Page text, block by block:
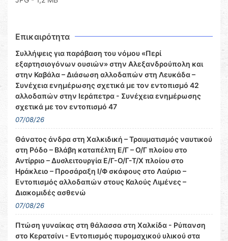
Επικαιρότητα
Συλλήψεις για παράβαση του νόμου «Περί
εξαρτησιογόνων ουσιών» στην Αλεξανδρούπολη και
στην Καβάλα – Διάσωση αλλοδαπών στη Λευκάδα –
Συνέχεια ενημέρωσης σχετικά με τον εντοπισμό 42
αλλοδαπών στην Ιεράπετρα - Συνέχεια ενημέρωσης
σχετικά με τον εντοπισμό 47
07/08/26
Θάνατος άνδρα στη Χαλκιδική – Τραυματισμός ναυτικού
στη Ρόδο – Βλάβη καταπέλτη Ε/Γ – Ο/Γ πλοίου στο
Αντίρριο – Δυσλειτουργία Ε/Γ-Ο/Γ-Τ/Χ πλοίου στο
Ηράκλειο – Προσάραξη Ι/Φ σκάφους στο Λαύριο –
Εντοπισμός αλλοδαπών στους Καλούς Λιμένες –
Διακομιδές ασθενώ
07/08/26
Πτώση γυναίκας στη θάλασσα στη Χαλκίδα - Ρύπανση
στο Κερατσίνι - Εντοπισμός πυρομαχικού υλικού στα